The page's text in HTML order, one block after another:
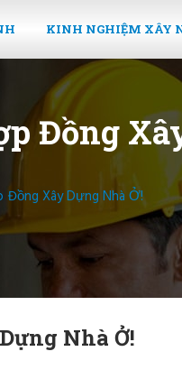
KINH NGHIỆM XÂY
Đồng
Xây Dựng Nhà Ở!
Nhà Ở!